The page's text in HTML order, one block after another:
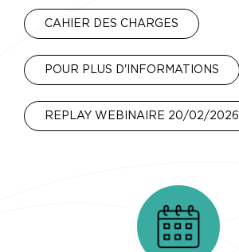
CAHIER DES CHARGES
POUR PLUS D'INFORMATIONS
REPLAY WEBINAIRE 20/02/2026